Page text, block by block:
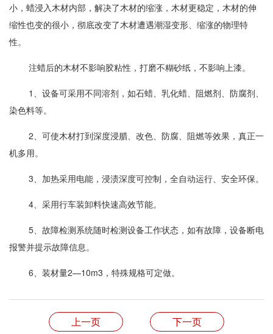
小，蜡浸入木材内部，解决了木材的缩涨，木材更稳定，木材的伸
缩性也变的很小，彻底改变了木材遭遇潮湿变形、缩涨的物理特
性。
注蜡后的木材不影响胶粘性，打磨不糊砂纸，不影响上漆。
1、设备可采用不同溶剂，如石蜡、乳化蜡、阻燃剂、防腐剂、
染色料等。
2、可使木材打到深度浸腊、改色、防腐、阻燃等效果，真正一
机多用。
3、加热采用电能，浸渍深度可控制，全自动运行、安全环保。
4、采用行车装卸料快速高效节能。
5、故障检测系统随时检测设备工作状态，如有故障，设备断电
报警并提示故障信息。
6、装材量2—10m3，特殊规格可定做。
上一页 下一页